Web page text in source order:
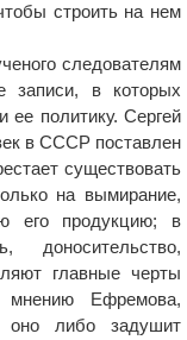
строить на нем
следователям
записи, в которых
ее политику. Сергей
в СССР поставлен
существовать
на вымирание,
его продукцию; в
главные черты
Ефремова,
оно либо задушит